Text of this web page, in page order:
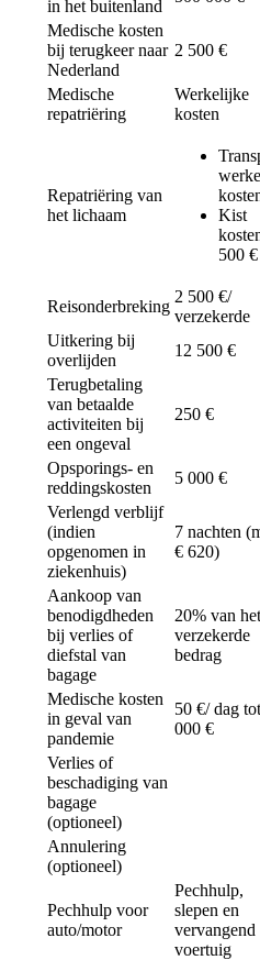
in het buitenland
Medische kosten
bij terugkeer naar
Nederland
2 500 €
Medische
repatriëring
Werkelijke
kosten
Repatriëring van
het lichaam
Kist
500 €
Reisonderbreking
2 500 €/
verzekerde
Uitkering bij
overlijden
12 500 €
Terugbetaling
van betaalde
activiteiten bij
een ongeval
250 €
Opsporings- en
reddingskosten
5 000 €
Verlengd verblijf
(indien
opgenomen in
ziekenhuis)
7 nachten
€ 620)
Aankoop van
benodigdheden
bij verlies of
diefstal van
bagage
20% van het
verzekerde
bedrag
Medische kosten
in geval van
pandemie
50 €/ dag
000 €
Verlies of
beschadiging van
bagage
(optioneel)
Annulering
(optioneel)
Pechhulp voor
auto/motor
Pechhulp,
slepen en
vervangend
voertuig